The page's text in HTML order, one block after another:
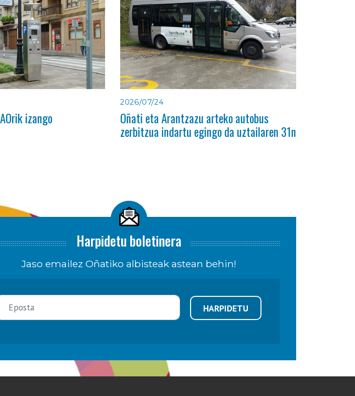
izango
2026/07/24
Oñati eta Arantzazu arteko autobus
zerbitzua indartu egingo da uztailaren 31n
Harpidetu boletinera
Jaso emailez Oñatiko albisteak astean behin!
HARPIDETU